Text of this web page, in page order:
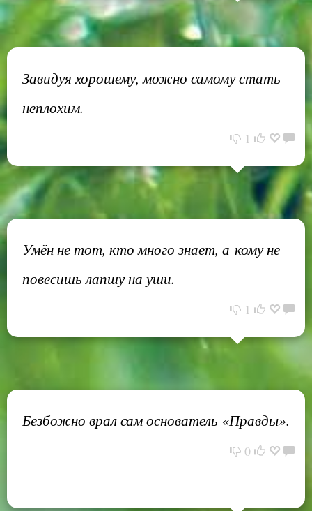
Завидуя хорошему, можно самому стать
неплохим.
1
Умён не тот, кто много знает, а кому не
повесишь лапшу на уши.
1
Безбожно врал сам основатель «Правды».
0